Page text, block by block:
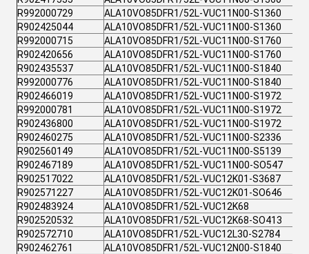
R992000729
ALA10VO85DFR1/52L-VUC11N00-S1360
R902425044
ALA10VO85DFR1/52L-VUC11N00-S1360
R992000715
ALA10VO85DFR1/52L-VUC11N00-S1760
R902420656
ALA10VO85DFR1/52L-VUC11N00-S1760
R902435537
ALA10VO85DFR1/52L-VUC11N00-S1840
R992000776
ALA10VO85DFR1/52L-VUC11N00-S1840
R902466019
ALA10VO85DFR1/52L-VUC11N00-S1972
R992000781
ALA10VO85DFR1/52L-VUC11N00-S1972
R902436800
ALA10VO85DFR1/52L-VUC11N00-S1972
R902460275
ALA10VO85DFR1/52L-VUC11N00-S2336
R902560149
ALA10VO85DFR1/52L-VUC11N00-S5139
R902467189
ALA10VO85DFR1/52L-VUC11N00-SO547
R902517022
ALA10VO85DFR1/52L-VUC12K01-S3687
R902571227
ALA10VO85DFR1/52L-VUC12K01-SO646
R902483924
ALA10VO85DFR1/52L-VUC12K68
R902520532
ALA10VO85DFR1/52L-VUC12K68-SO413
R902572710
ALA10VO85DFR1/52L-VUC12L30-S2784
R902462761
ALA10VO85DFR1/52L-VUC12N00-S1840